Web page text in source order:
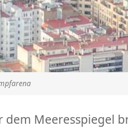
dem Meeresspiegel